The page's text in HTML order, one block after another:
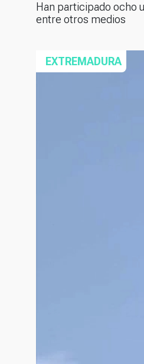
Han participado ocho
entre otros medios
EXTREMADURA